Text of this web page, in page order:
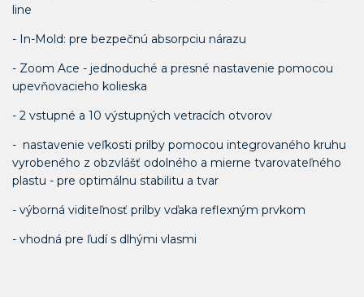
line
- In-Mold: pre bezpečnú absorpciu nárazu
- Zoom Ace - jednoduché a presné nastavenie pomocou
upevňovacieho kolieska
- 2 vstupné a 10 výstupných vetracích otvorov
- nastavenie veľkosti prilby pomocou integrovaného kruhu
vyrobeného z obzvlášť odolného a mierne tvarovateľného
plastu - pre optimálnu stabilitu a tvar
- výborná viditeľnosť prilby vďaka reflexným prvkom
- vhodná pre ľudí s dlhými vlasmi